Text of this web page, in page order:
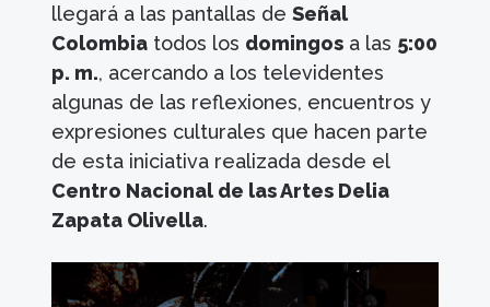
llegará a las pantallas deSeñal
Colombia todos los domingos a las 5:00
p. m., acercando a los televidentes
algunas de las reflexiones, encuentros y
expresiones culturales que hacen parte
de esta iniciativa realizada desde el
Centro Nacional de las Artes Delia
Zapata Olivella.